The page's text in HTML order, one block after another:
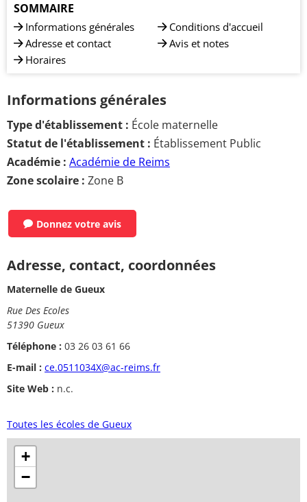
SOMMAIRE
Informations générales
Adresse et contact
Horaires
Conditions d'accueil
Avis et notes
Informations générales
Type d'établissement : École maternelle
Statut de l'établissement : Établissement Public
Académie : Académie de Reims
Zone scolaire : Zone B
Donnez votre avis
Adresse, contact, coordonnées
Maternelle de Gueux
Rue Des Ecoles
51390 Gueux
Téléphone : 03 26 03 61 66
E-mail : ce.0511034X@ac-reims.fr
Site Web : n.c.
Toutes les écoles de Gueux
+
−